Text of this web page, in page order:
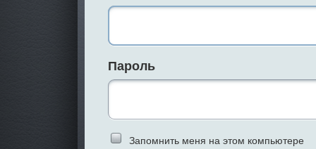
Пароль
Запомнить меня на этом компьютере